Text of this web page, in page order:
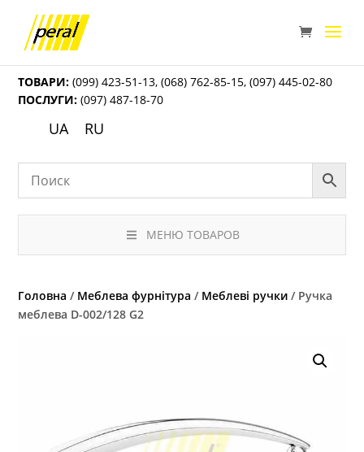
ТОВАРИ: (099) 423-51-13,(068) 762-85-15,(097) 445-02-80
ПОСЛУГИ: (097) 487-18-70
UA RU
МЕНЮ ТОВАРОВ
Головна / Меблева фурнітура / Меблеві ручки / Ручка
меблева D-002/128 G2